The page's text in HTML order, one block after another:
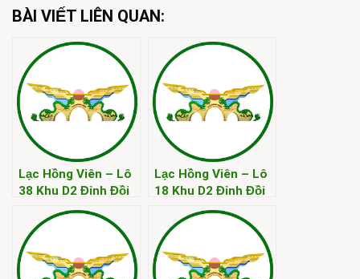
BÀI VIẾT LIÊN QUAN:
Lạc Hồng Viên – Lô
38 Khu D2 Đỉnh Đồi
Lạc Hồng Viên – Lô
18 Khu D2 Đỉnh Đồi